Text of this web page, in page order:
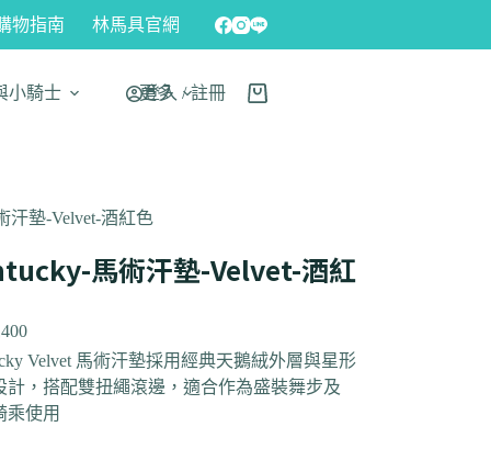
物指南 林馬具官網
小騎士 更多
登入 / 註冊
汗墊-Velvet-酒紅色
馬術汗墊-Velvet-酒紅
Velvet 馬術汗墊採用經典天鵝絨外層與星形
計，搭配雙扭繩滾邊，適合作為盛裝舞步及
乘使用